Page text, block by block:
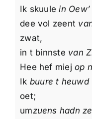
Ik skuulein
dee vol zeent
zwat,
in t binnste van
Hee hef miejop
Ik buure t heuwd
oet;
umzuens hadn